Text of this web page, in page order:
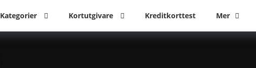
Kategorier Kortutgivare Kreditkorttest Mer